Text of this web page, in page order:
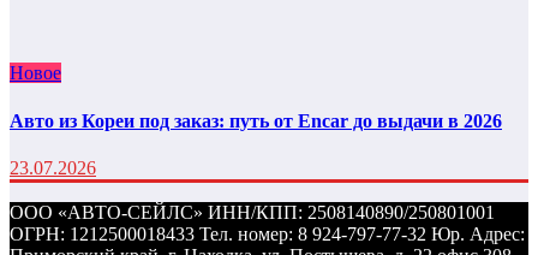
Новое
Авто из Кореи под заказ: путь от Encar до выдачи в 2026
23.07.2026
ООО «АВТО-СЕЙЛС» ИНН/КПП: 2508140890/250801001
ОГРН: 1212500018433 Тел. номер: 8 924-797-77-32 Юр. Адрес: